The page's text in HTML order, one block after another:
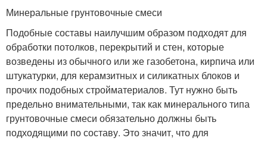
Минеральные грунтовочные смеси
Подобные составы наилучшим образом подходят для
обработки потолков, перекрытий и стен, которые
возведены из обычного или же газобетона, кирпича или
штукатурки, для керамзитных и силикатных блоков и
прочих подобных стройматериалов. Тут нужно быть
предельно внимательными, так как минерального типа
грунтовочные смеси обязательно должны быть
подходящими по составу. Это значит, что для